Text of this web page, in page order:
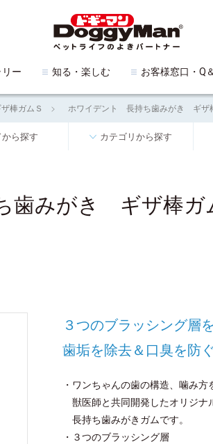
ー 知る・楽しむ お客様窓口・Q
棒ガムＳ ホワイデント 長持ち歯みがき ギザ
ら探す カテゴリから探す
歯みがき ギザ棒
３つのブラッシング層
歯垢を除去＆口臭を防ぐ
・ワンちゃんの歯の構造、噛み方
獣医師と共同開発したオリジナ
長持ち歯みがきガムです。
・３つのブラッシング層